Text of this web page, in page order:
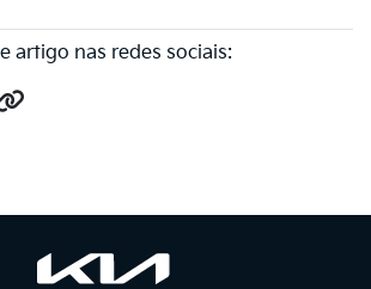
artigo nas redes sociais: